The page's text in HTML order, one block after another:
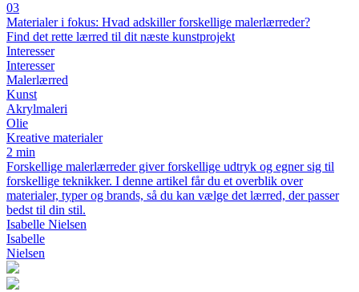
03
Materialer i fokus: Hvad adskiller forskellige malerlærreder?
Find det rette lærred til dit næste kunstprojekt
Interesser
Interesser
Malerlærred
Kunst
Akrylmaleri
Olie
Kreative materialer
2 min
Forskellige malerlærreder giver forskellige udtryk og egner sig til
forskellige teknikker. I denne artikel får du et overblik over
materialer, typer og brands, så du kan vælge det lærred, der passer
bedst til din stil.
Isabelle Nielsen
Isabelle
Nielsen